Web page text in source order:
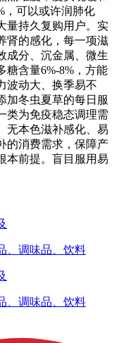
，可以或许润肺化
量持久复购用户。实
肾的感化，每一项滋
成分、沉金属、微生
糖含量6%-8%，方能
波动大、换季易不
加冬虫夏草的每日服
类为免疫稳态调理需
无本色滋补感化、易
的消费需求，保障产
本前提。盲目服用易
、调味品、饮料
、调味品、饮料